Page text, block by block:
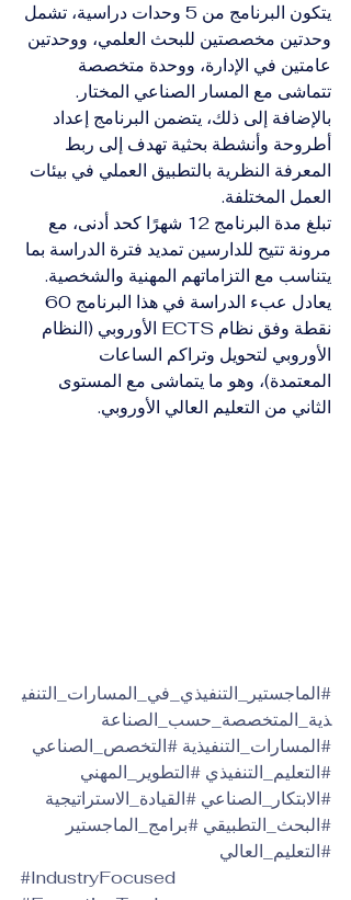
يتكون البرنامج من 5 وحدات دراسية، تشمل
وحدتين مخصصتين للبحث العلمي، ووحدتين
عامتين في الإدارة، ووحدة متخصصة
تتماشى مع المسار الصناعي المختار.
بالإضافة إلى ذلك، يتضمن البرنامج إعداد
أطروحة وأنشطة بحثية تهدف إلى ربط
المعرفة النظرية بالتطبيق العملي في بيئات
العمل المختلفة.
تبلغ مدة البرنامج 12 شهرًا كحد أدنى، مع
مرونة تتيح للدارسين تمديد فترة الدراسة بما
يتناسب مع التزاماتهم المهنية والشخصية.
نقطة وفق نظام ECTS الأوروبي (النظام
الأوروبي لتحويل وتراكم الساعات
المعتمدة)، وهو ما يتماشى مع المستوى
الثاني من التعليم العالي الأوروبي.
#الماجستير_التنفيذي_في_المسارات_التنفي
ذية_المتخصصة_حسب_الصناعة
#المسارات_التنفيذية #التخصص_الصناعي
#التعليم_التنفيذي #التطوير_المهني
#الابتكار_الصناعي #القيادة_الاستراتيجية
#البحث_التطبيقي #برامج_الماجستير
#التعليم_العالي
#IndustryFocused